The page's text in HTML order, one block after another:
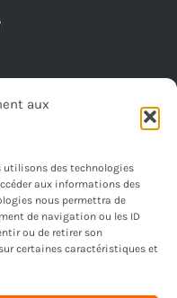
aux
utilisons des technologies
aux informations des
nous permettra de
de navigation ou les ID
ou de retirer son
certaines caractéristiques et